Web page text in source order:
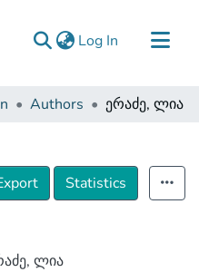
Log In (current)
Authors ერაძე, ლია
Statistics
ლია